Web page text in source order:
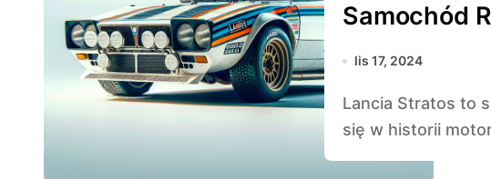
Samochód
lis 17, 2024
Lancia Stratos to samochód, który na zawsze zapisał
się w historii